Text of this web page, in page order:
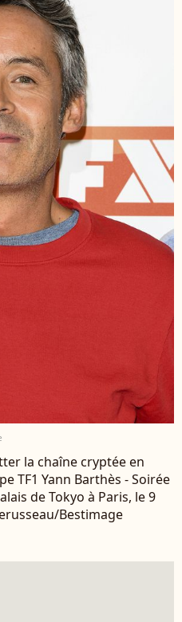
la chaîne cryptée en
TF1 Yann Barthès - Soirée
de Tokyo à Paris, le 9
Bestimage